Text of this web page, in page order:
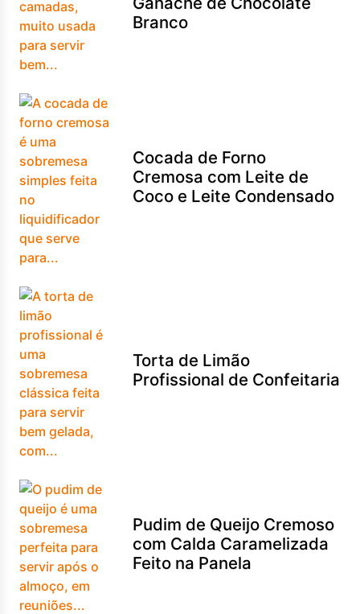
Branco
Cocada de Forno
Cremosa com Leite de
Coco e Leite Condensado
Torta de Limão
Profissional de Confeitaria
Pudim de Queijo Cremoso
com Calda Caramelizada
Feito na Panela